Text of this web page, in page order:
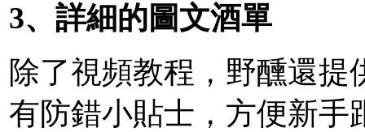
3、詳細的圖文酒單
除了視頻教程，野醺還
有防錯小貼士，方便新手